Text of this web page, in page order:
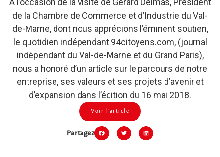
À l’occasion de la visite de Gérard Delmas, Président
de la Chambre de Commerce et d’Industrie du Val-
de-Marne, dont nous apprécions l’éminent soutien,
le quotidien indépendant 94citoyens.com, (journal
indépendant du Val-de-Marne et du Grand Paris),
nous a honoré d’un article sur le parcours de notre
entreprise, ses valeurs et ses projets d’avenir et
d’expansion dans l’édition du 16 mai 2018.
Voir l’article
Partagez